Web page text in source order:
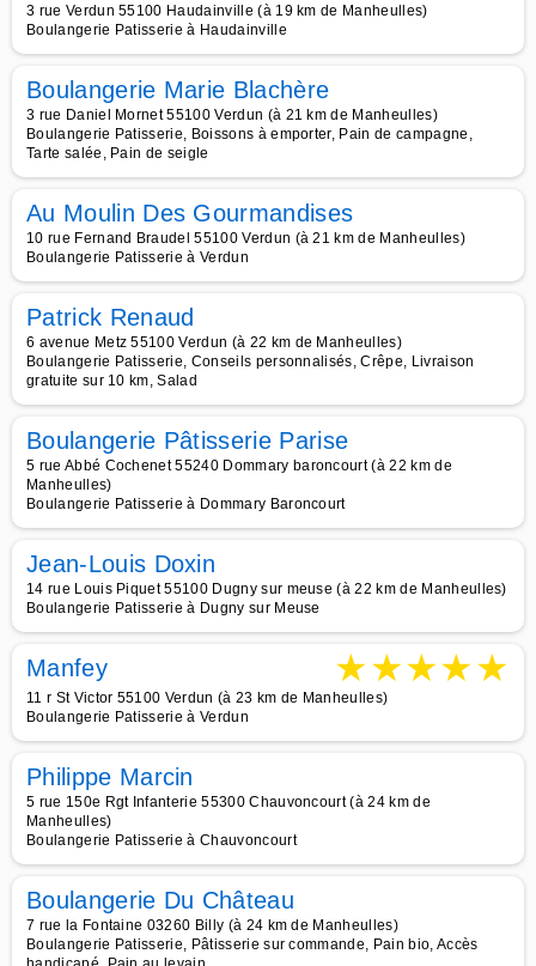
3 rue Verdun 55100 Haudainville (à 19 km de Manheulles)
Boulangerie Patisserie à Haudainville
Boulangerie Marie Blachère
3 rue Daniel Mornet 55100 Verdun (à 21 km de Manheulles)
Boulangerie Patisserie, Boissons à emporter, Pain de campagne,
Tarte salée, Pain de seigle
Au Moulin Des Gourmandises
10 rue Fernand Braudel 55100 Verdun (à 21 km de Manheulles)
Boulangerie Patisserie à Verdun
Patrick Renaud
6 avenue Metz 55100 Verdun (à 22 km de Manheulles)
Boulangerie Patisserie, Conseils personnalisés, Crêpe, Livraison
gratuite sur 10 km, Salad
Boulangerie Pâtisserie Parise
5 rue Abbé Cochenet 55240 Dommary baroncourt (à 22 km de
Manheulles)
Boulangerie Patisserie à Dommary Baroncourt
Jean-Louis Doxin
14 rue Louis Piquet 55100 Dugny sur meuse (à 22 km de Manheulles)
Boulangerie Patisserie à Dugny sur Meuse
Manfey ★★★★★
11 r St Victor 55100 Verdun (à 23 km de Manheulles)
Boulangerie Patisserie à Verdun
Philippe Marcin
5 rue 150e Rgt Infanterie 55300 Chauvoncourt (à 24 km de
Manheulles)
Boulangerie Patisserie à Chauvoncourt
Boulangerie Du Château
7 rue la Fontaine 03260 Billy (à 24 km de Manheulles)
Boulangerie Patisserie, Pâtisserie sur commande, Pain bio, Accès